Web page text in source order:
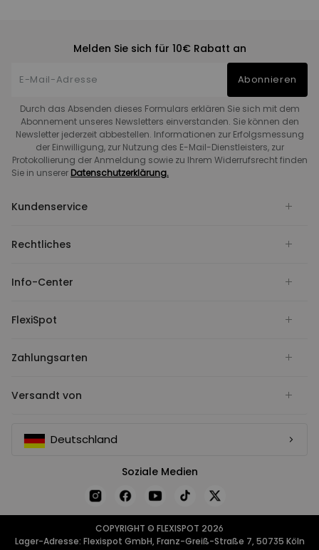
Melden Sie sich für 10€ Rabatt an
Abonnieren
Durch das Absenden dieses Formulars erklären Sie sich mit dem
Abonnement unseres Newsletters einverstanden. Sie können den
Newsletter jederzeit abbestellen. Informationen zur Erfolgsmessung
der Einwilligung, zur Nutzung des E-Mail-Dienstleisters, zur
Protokollierung der Anmeldung sowie zu Ihrem Widerrufsrecht finden
Sie in unserer Datenschutzerklärung.
Kundenservice
Rechtliches
Info-Center
FlexiSpot
Zahlungsarten
Versandt von
Deutschland
Soziale Medien
COPYRIGHT © FLEXISPOT 2026
Lager-Adresse: Flexispot GmbH, Franz-Greiß-Straße 7, 50735 Köln